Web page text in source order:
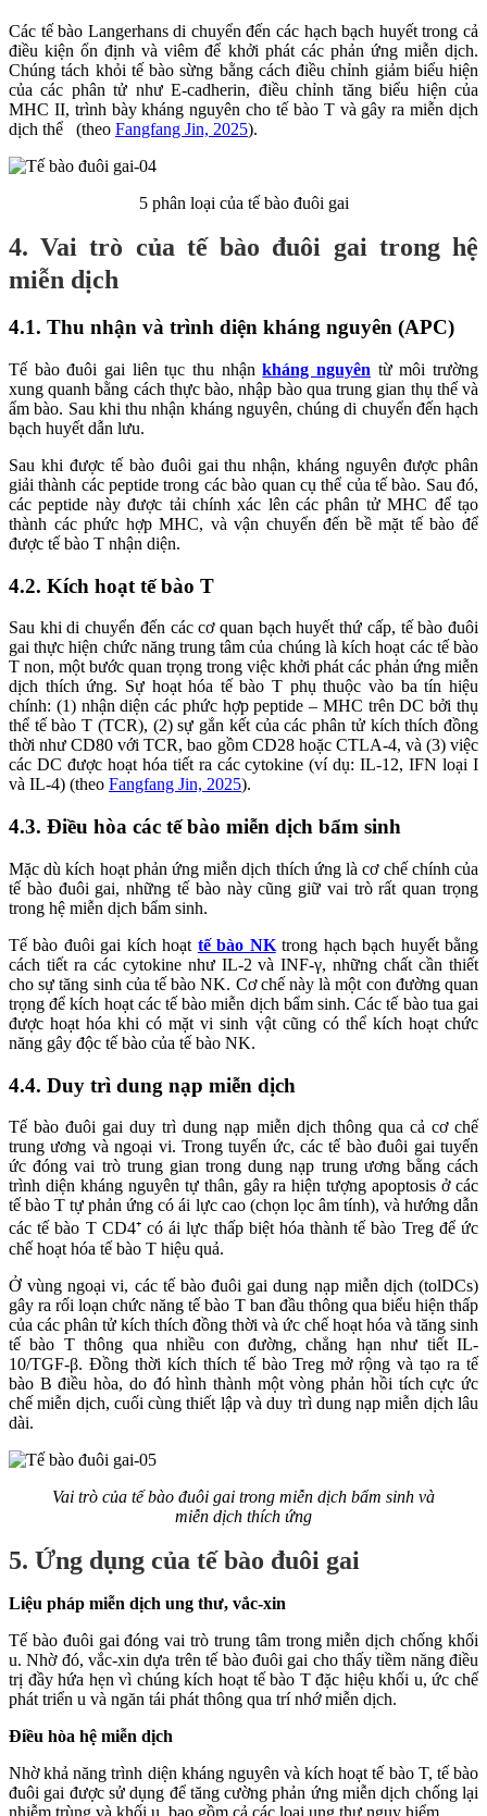
Các tế bào Langerhans di chuyển đến các hạch bạch huyết trong cả
điều kiện ổn định và viêm để khởi phát các phản ứng miễn dịch.
Chúng tách khỏi tế bào sừng bằng cách điều chỉnh giảm biểu hiện
của các phân tử như E-cadherin, điều chỉnh tăng biểu hiện của
MHC II, trình bày kháng nguyên cho tế bào T và gây ra miễn dịch
dịch thể (theo Fangfang Jin, 2025).
5 phân loại của tế bào đuôi gai
4. Vai trò của tế bào đuôi gai trong hệ
miễn dịch
4.1. Thu nhận và trình diện kháng nguyên (APC)
Tế bào đuôi gai liên tục thu nhậnkháng nguyên từ môi trường
xung quanh bằng cách thực bào, nhập bào qua trung gian thụ thể và
ẩm bào. Sau khi thu nhận kháng nguyên, chúng di chuyển đến hạch
bạch huyết dẫn lưu.
Sau khi được tế bào đuôi gai thu nhận, kháng nguyên được phân
giải thành các peptide trong các bào quan cụ thể của tế bào. Sau đó,
các peptide này được tải chính xác lên các phân tử MHC để tạo
thành các phức hợp MHC, và vận chuyển đến bề mặt tế bào để
được tế bào T nhận diện.
4.2. Kích hoạt tế bào T
Sau khi di chuyển đến các cơ quan bạch huyết thứ cấp, tế bào đuôi
gai thực hiện chức năng trung tâm của chúng là kích hoạt các tế bào
T non, một bước quan trọng trong việc khởi phát các phản ứng miễn
dịch thích ứng. Sự hoạt hóa tế bào T phụ thuộc vào ba tín hiệu
chính: (1) nhận diện các phức hợp peptide – MHC trên DC bởi thụ
thể tế bào T (TCR), (2) sự gắn kết của các phân tử kích thích đồng
thời như CD80 với TCR, bao gồm CD28 hoặc CTLA-4, và (3) việc
các DC được hoạt hóa tiết ra các cytokine (ví dụ: IL-12, IFN loại I
và IL-4) (theo Fangfang Jin, 2025).
4.3. Điều hòa các tế bào miễn dịch bẩm sinh
Mặc dù kích hoạt phản ứng miễn dịch thích ứng là cơ chế chính của
tế bào đuôi gai, những tế bào này cũng giữ vai trò rất quan trọng
trong hệ miễn dịch bẩm sinh.
Tế bào đuôi gai kích hoạt tế bào NKtrong hạch bạch huyết bằng
cách tiết ra các cytokine như IL-2 và INF-γ, những chất cần thiết
cho sự tăng sinh của tế bào NK. Cơ chế này là một con đường quan
trọng để kích hoạt các tế bào miễn dịch bẩm sinh. Các tế bào tua gai
được hoạt hóa khi có mặt vi sinh vật cũng có thể kích hoạt chức
năng gây độc tế bào của tế bào NK.
4.4. Duy trì dung nạp miễn dịch
Tế bào đuôi gai duy trì dung nạp miễn dịch thông qua cả cơ chế
trung ương và ngoại vi. Trong tuyến ức, các tế bào đuôi gai tuyến
ức đóng vai trò trung gian trong dung nạp trung ương bằng cách
trình diện kháng nguyên tự thân, gây ra hiện tượng apoptosis ở các
tế bào T tự phản ứng có ái lực cao (chọn lọc âm tính), và hướng dẫn
các tế bào T CD4⁺ có ái lực thấp biệt hóa thành tế bào Treg để ức
chế hoạt hóa tế bào T hiệu quả.
Ở vùng ngoại vi, các tế bào đuôi gai dung nạp miễn dịch (tolDCs)
gây ra rối loạn chức năng tế bào T ban đầu thông qua biểu hiện thấp
của các phân tử kích thích đồng thời và ức chế hoạt hóa và tăng sinh
tế bào T thông qua nhiều con đường, chẳng hạn như tiết IL-
10/TGF-β. Đồng thời kích thích tế bào Treg mở rộng và tạo ra tế
bào B điều hòa, do đó hình thành một vòng phản hồi tích cực ức
chế miễn dịch, cuối cùng thiết lập và duy trì dung nạp miễn dịch lâu
dài.
Vai trò của tế bào đuôi gai trong miễn dịch bẩm sinh và
miễn dịch thích ứng
5. Ứng dụng của tế bào đuôi gai
Liệu pháp miễn dịch ung thư, vắc-xin
Tế bào đuôi gai đóng vai trò trung tâm trong miễn dịch chống khối
u. Nhờ đó, vắc-xin dựa trên tế bào đuôi gai cho thấy tiềm năng điều
trị đầy hứa hẹn vì chúng kích hoạt tế bào T đặc hiệu khối u, ức chế
phát triển u và ngăn tái phát thông qua trí nhớ miễn dịch.
Điều hòa hệ miễn dịch
Nhờ khả năng trình diện kháng nguyên và kích hoạt tế bào T, tế bào
đuôi gai được sử dụng để tăng cường phản ứng miễn dịch chống lại